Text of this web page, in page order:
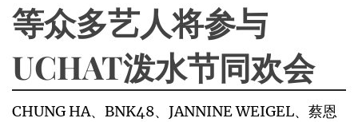
等众多艺人将参与
UCHAT泼水节同欢会
CHUNG HA、BNK48、JANNINE WEIGEL、蔡恩